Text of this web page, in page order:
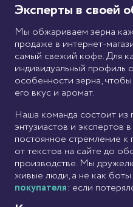
Эксперты в своей
Мы обжариваем зерна
продаже в интернет-
самый свежий кофе. Для
индивидуальный профиль
особенности зерна,
его вкус и аромат.
Наша команда состоит из
энтузиастов и экспертов
постоянное стремление
от текстов на сайте до
производстве. Мы
живые люди, а не как боты.
покупателя: если